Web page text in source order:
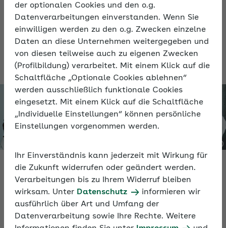
der optionalen Cookies und den o.g.
Datenverarbeitungen einverstanden. Wenn Sie
einwilligen werden zu den o.g. Zwecken einzelne
Daten an diese Unternehmen weitergegeben und
von diesen teilweise auch zu eigenen Zwecken
(Profilbildung) verarbeitet. Mit einem Klick auf die
Schaltfläche „Optionale Cookies ablehnen“
werden ausschließlich funktionale Cookies
eingesetzt. Mit einem Klick auf die Schaltfläche
„Individuelle Einstellungen“ können persönliche
Einstellungen vorgenommen werden.
Ihr Einverständnis kann jederzeit mit Wirkung für
die Zukunft widerrufen oder geändert werden.
Verarbeitungen bis zu Ihrem Widerruf bleiben
wirksam. Unter Datenschutz
informieren wir
ausführlich über Art und Umfang der
Datenverarbeitung sowie Ihre Rechte. Weitere
Tipps über die Umsetzung in der Praxis und
wie Sie Fachkräfte aus dem Ausland
gewinnen können.
Video
Fachkräfte aus dem Ausland gewinnen